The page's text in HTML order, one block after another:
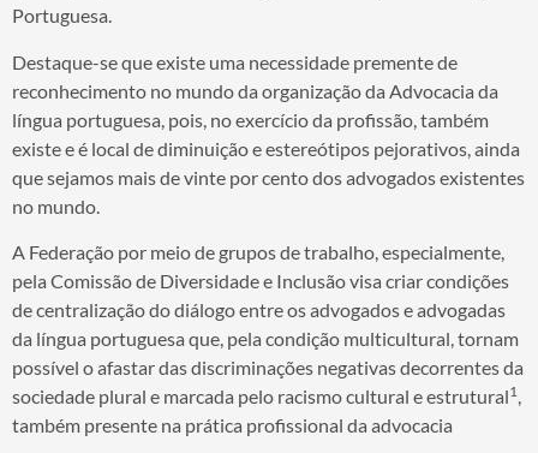
Portuguesa.
Destaque-se que existe uma necessidade premente de
reconhecimento no mundo da organização da Advocacia da
língua portuguesa, pois, no exercício da profissão, também
existe e é local de diminuição e estereótipos pejorativos, ainda
que sejamos mais de vinte por cento dos advogados existentes
no mundo.
A Federação por meio de grupos de trabalho, especialmente,
pela Comissão de Diversidade e Inclusão visa criar condições
de centralização do diálogo entre os advogados e advogadas
da língua portuguesa que, pela condição multicultural, tornam
possível o afastar das discriminações negativas decorrentes da
sociedade plural e marcada pelo racismo cultural e estrutural1 ,
também presente na prática profissional da advocacia